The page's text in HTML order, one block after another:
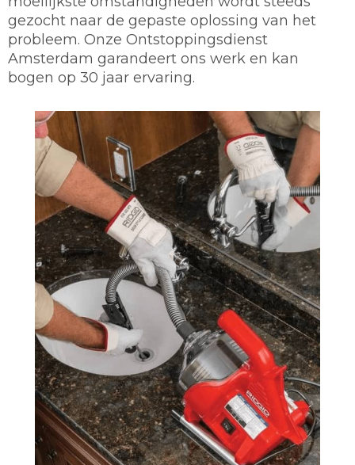
gezocht naar de gepaste oplossing van het
probleem. Onze Ontstoppingsdienst
Amsterdam garandeert ons werk en kan
bogen op 30 jaar ervaring.